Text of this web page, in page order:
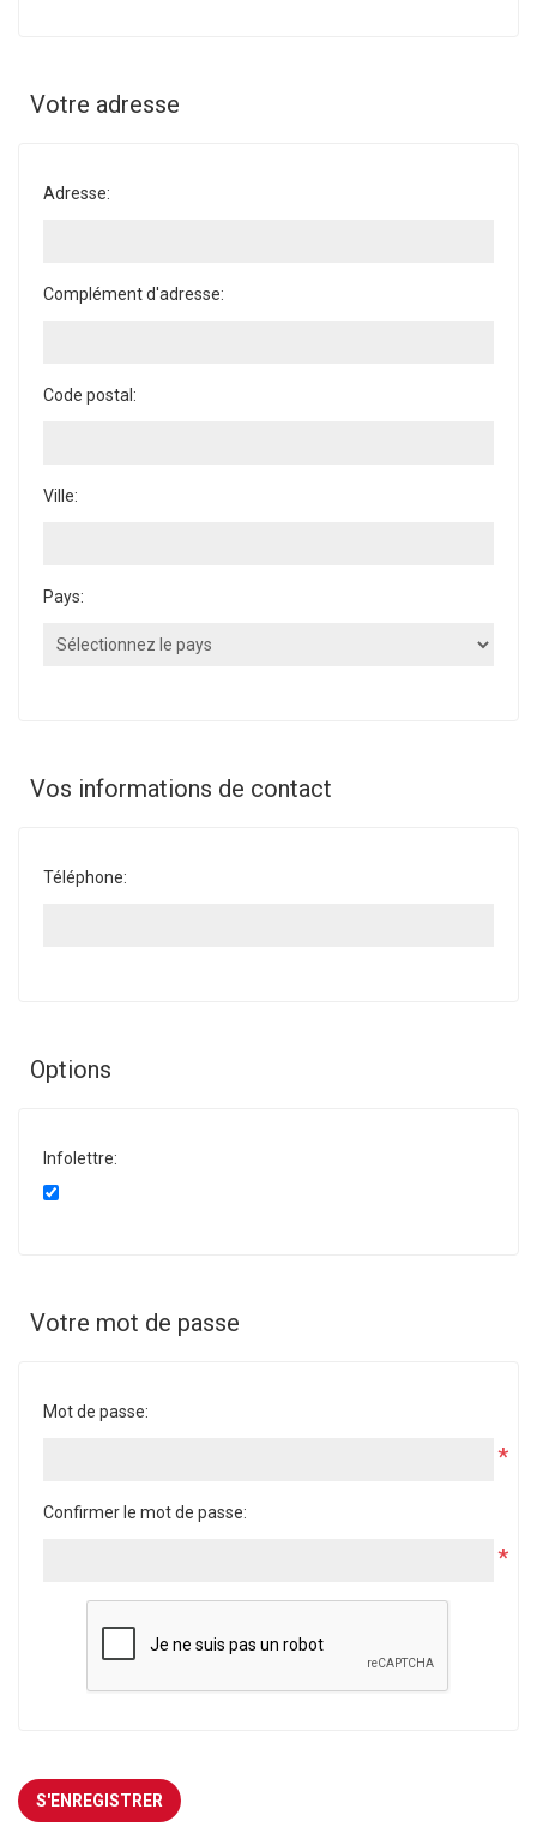
Votre adresse
Adresse:
Complément d'adresse:
Code postal:
Ville:
Pays:
Vos informations de contact
Téléphone:
Options
Infolettre:
Votre mot de passe
Mot de passe:
*
Confirmer le mot de passe:
*